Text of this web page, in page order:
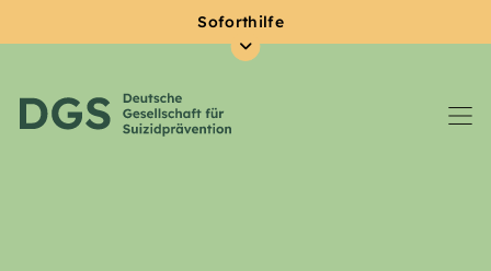
Soforthilfe